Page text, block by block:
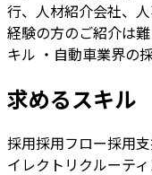
行、人材紹介会社、
経験の方のご紹介は
キル ・自動車業界の
求めるスキル
採用採用フロー採用
イレクトリクルーテ